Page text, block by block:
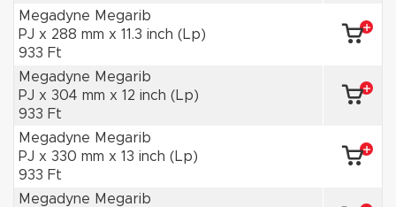
Megadyne Megarib
PJ x 288 mm x 11.3 inch (Lp)
933 Ft
Megadyne Megarib
PJ x 304 mm x 12 inch (Lp)
933 Ft
Megadyne Megarib
PJ x 330 mm x 13 inch (Lp)
933 Ft
Megadyne Megarib